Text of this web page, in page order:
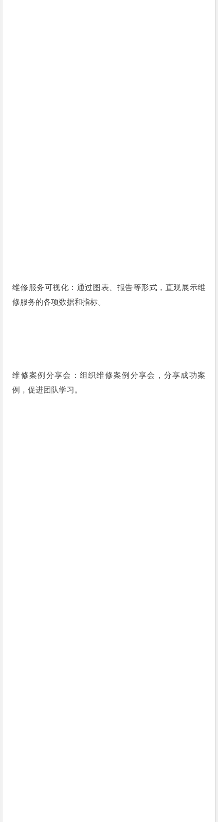
维修服务可视化：通过图表、报告等形式，直观展示维
修服务的各项数据和指标。
维修案例分享会：组织维修案例分享会，分享成功案
例，促进团队学习。